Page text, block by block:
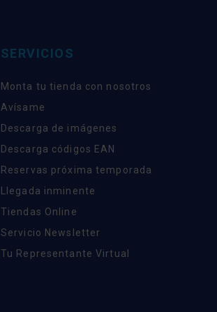
SERVICIOS
Monta tu tienda con nosotros
Avísame
Descarga de imágenes
Descarga códigos EAN
Reservas próxima temporada
Llegada inminente
Tiendas Online
Servicio Newsletter
Tu Representante Virtual